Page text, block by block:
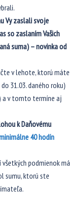
Vy zaslali svoje
so zaslaním Vašich
suma) – novinka od
v lehote, ktorú máte
31.03. daného roku)
a v tomto termíne aj
k Daňovému
40 hodín
podmienok má
sumu, ktorú ste